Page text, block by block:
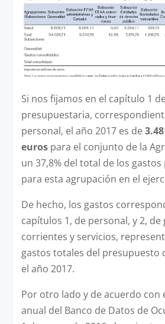
Si nos fijamos en el capítulo 1
presupuestaria,
personal, el año 2017 es de
eurospara el conjunto de la
un 37,8% del total de los
para esta agrupación en el
De hecho, los gastos
capítulos 1, de personal, y 2, de
corrientes y servicios,
gastos totales del presupuesto
el año 2017.
Por otro lado y de acuerdo
anual del Banco de Datos de